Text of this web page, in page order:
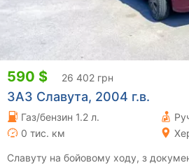
590 $ 26 402 грн
ЗАЗ Славута, 2004 г.в.
Газ/бензин 1.2 л.
0 тис. км
Славуту на бойовому ходу, з